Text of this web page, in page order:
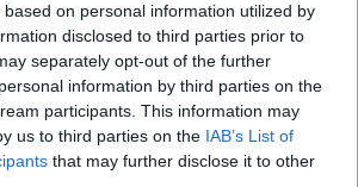
on personal information utilized by
disclosed to third parties prior to
separately opt-out of the further
information by third parties on the
participants. This information may
us to third parties on the IAB’s List of
that may further disclose it to other